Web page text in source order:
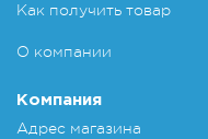
Как получить товар
О компании
Компания
Адрес магазина